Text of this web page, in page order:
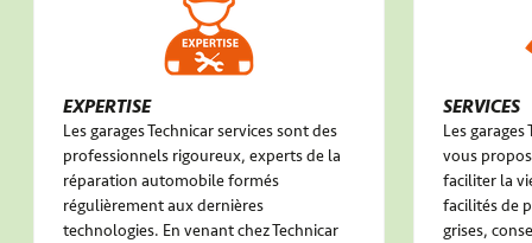
EXPERTISE
Les garages Technicar services sont des
professionnels rigoureux, experts de la
réparation automobile formés
régulièrement aux dernières
technologies. En venant chez Technicar
SERVICES
Les
vous
faciliter la
facilités de
grises,